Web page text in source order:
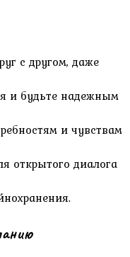
с другом, даже
и будьте надежным
и чувствам
открытого диалога